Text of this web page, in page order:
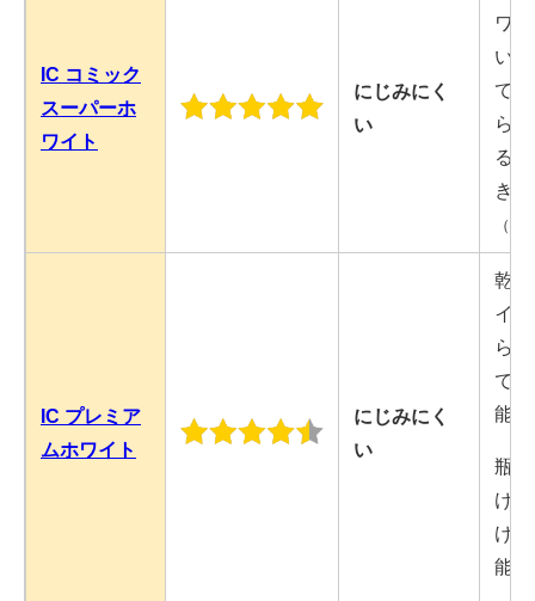
IC コミック
スーパーホ
ワイト
にじみにく
い
ワ
い
て
ら
る
きる
（※
IC プレミア
ムホワイト
にじみにく
い
乾
イ
ら
で
能。
瓶
け
け
能。